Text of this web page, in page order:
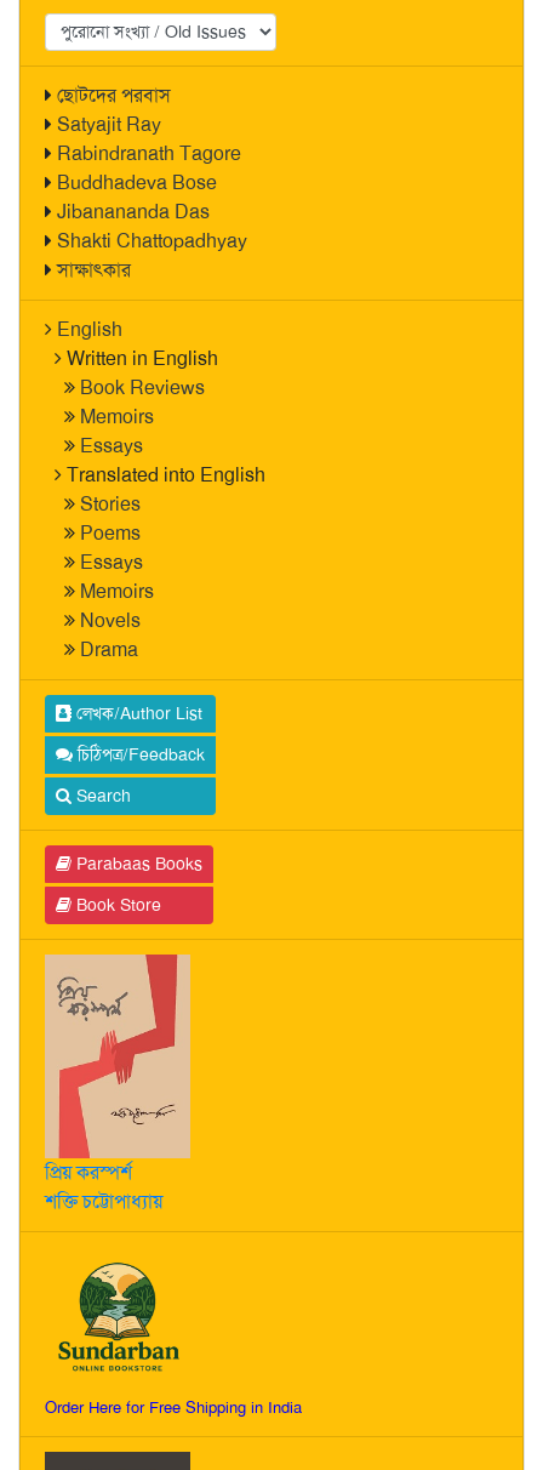
ছোটদের পরবাস
Satyajit Ray
Rabindranath Tagore
Buddhadeva Bose
Jibanananda Das
Shakti Chattopadhyay
সাক্ষাৎকার
English
Written in English
Book Reviews
Memoirs
Essays
Translated into English
Stories
Poems
Essays
Memoirs
Novels
Drama
লেখক/Author List
চিঠিপত্র/Feedback
Search
Parabaas Books
Book Store
প্রিয় করস্পর্শ
শক্তি চট্টোপাধ্যায়
Order Here for Free Shipping in India